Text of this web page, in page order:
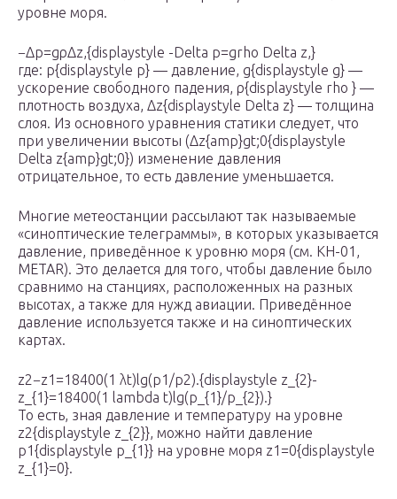
уровне моря.
−Δp=gρΔz,{displaystyle -Delta p=grho Delta z,}
где: p{displaystyle p} — давление, g{displaystyle g} —
ускорение свободного падения, ρ{displaystyle rho } —
плотность воздуха, Δz{displaystyle Delta z} — толщина
слоя. Из основного уравнения статики следует, что
при увеличении высоты (Δz{amp}gt;0{displaystyle
Delta z{amp}gt;0}) изменение давления
отрицательное, то есть давление уменьшается.
Многие метеостанции рассылают так называемые
«синоптические телеграммы», в которых указывается
давление, приведённое к уровню моря (см. КН-01,
METAR). Это делается для того, чтобы давление было
сравнимо на станциях, расположенных на разных
высотах, а также для нужд авиации. Приведённое
давление используется также и на синоптических
картах.
z2−z1=18400(1 λt)lg⁡(p1/p2).{displaystyle z_{2}-
z_{1}=18400(1 lambda t)lg(p_{1}/p_{2}).}
То есть, зная давление и температуру на уровне
z2{displaystyle z_{2}}, можно найти давление
p1{displaystyle p_{1}} на уровне моря z1=0{displaystyle
z_{1}=0}.